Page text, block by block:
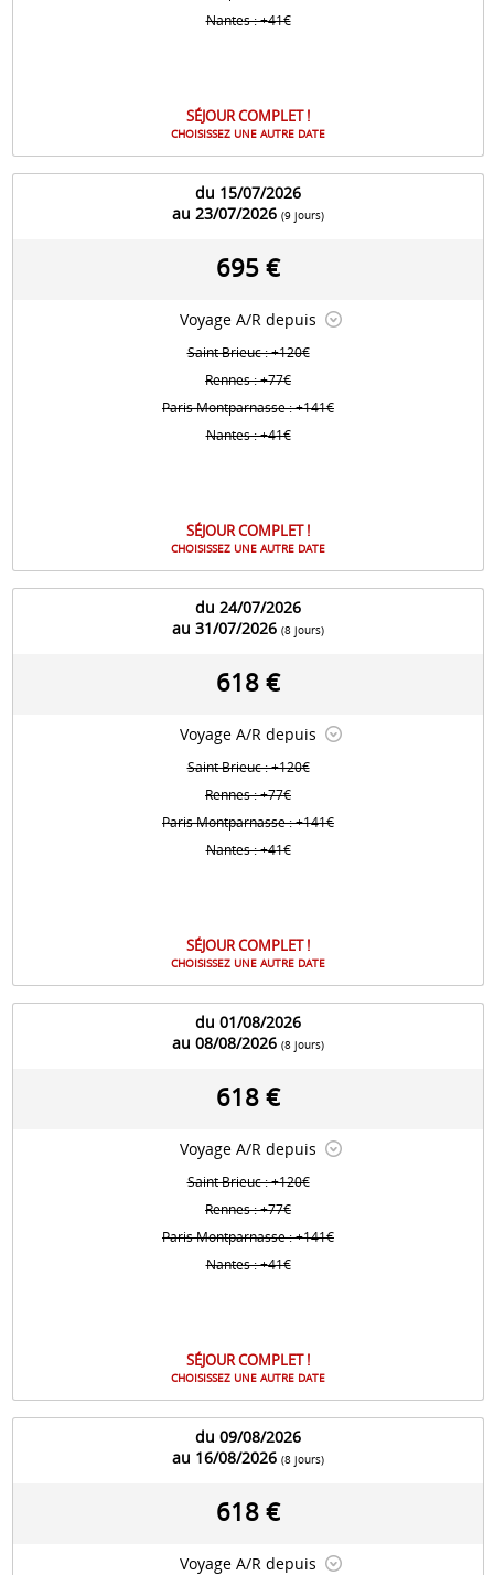
Nantes : +41€
SÉJOUR COMPLET !
CHOISISSEZ UNE AUTRE DATE
du 15/07/2026
au 23/07/2026 (9 jours)
695 €
Voyage A/R depuis
Saint Brieuc : +120€
Rennes : +77€
Paris Montparnasse : +141€
Nantes : +41€
SÉJOUR COMPLET !
CHOISISSEZ UNE AUTRE DATE
du 24/07/2026
au 31/07/2026 (8 jours)
618 €
Voyage A/R depuis
Saint Brieuc : +120€
Rennes : +77€
Paris Montparnasse : +141€
Nantes : +41€
SÉJOUR COMPLET !
CHOISISSEZ UNE AUTRE DATE
du 01/08/2026
au 08/08/2026 (8 jours)
618 €
Voyage A/R depuis
Saint Brieuc : +120€
Rennes : +77€
Paris Montparnasse : +141€
Nantes : +41€
SÉJOUR COMPLET !
CHOISISSEZ UNE AUTRE DATE
du 09/08/2026
au 16/08/2026 (8 jours)
618 €
Voyage A/R depuis